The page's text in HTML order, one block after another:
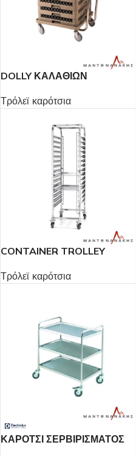
DOLLY ΚΑΛΑΘΙΩΝ
Τρόλεϊ καρότσια
CONTAINER TROLLEY
Τρόλεϊ καρότσια
ΚΑΡΟΤΣΙ ΣΕΡΒΙΡΙΣΜΑΤΟΣ